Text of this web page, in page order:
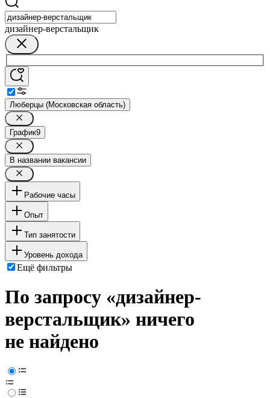
дизайнер-верстальщик
Люберцы (Московская область)
График9
В названии вакансии
Рабочие часы
Опыт
Тип занятости
Уровень дохода
Ещё фильтры
По запросу «дизайнер-
верстальщик» ничего
не найдено